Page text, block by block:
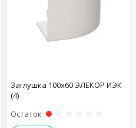
Заглушка 100х60 ЭЛЕКОР ИЭК
(4)
Остаток